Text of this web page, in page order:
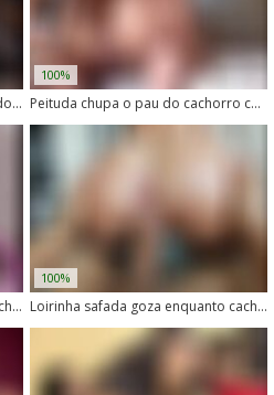
Cachorro lambendo a buceta da dona gostosa
100%
Peituda chupa o pau do cachorro com vontade
Gatinha safada transando com cachorro no meio do mato
100%
Loirinha safada goza enquanto cachorro lambe sua buceta